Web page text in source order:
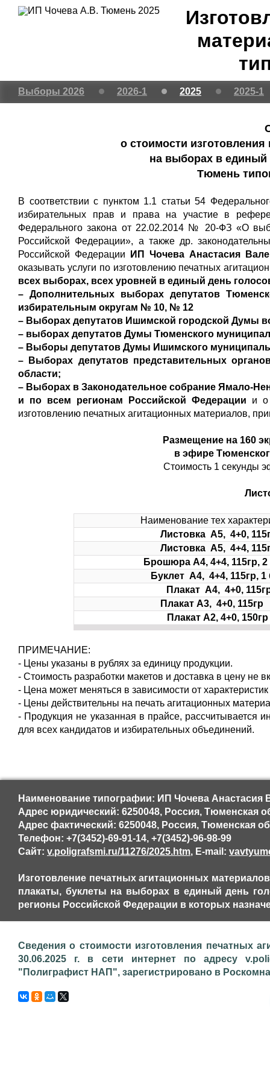
Выборы 2026 2026-1 2025 2025-1
о стоимости
на выборах в единый
Тюмень
В соответствии с пунктом 1.1 статьи 54
избирательных прав и права на участие в
Федерального закона от 22.02.2014 № 20-ФЗ «О
Российской Федерации», а также др.
Российской Федерации
ИП Чочева Анастасия
оказывать услуги по изготовлению печатных
всех выборах, всех уровней в единый день
– Дополнительных выборах депутатов
избирательным округам № 10, № 12
– Выборах депутатов Ишимской городской Думы
– выборах депутатов Думы Тюменского
– Выборы депутатов Думы Ишимского
– Выборах депутатов представительных
области;
– Выборах в Законодательное собрание Ямало-
и по всем регионам Российской Федерации и о
изготовлению печатных агитационных материалов,
Размещение на 160
в эфире
Стоимость 1 секунды
Наименование тех
Листовка А5, 4+0,
Листовка А5, 4+4,
Брошюра А4, 4+4, 115гр,
Буклет А4, 4+4, 115гр, 1
Плакат А4, 4+0,
Плакат А3, 4+0,
Плакат А2, 4+0, 150гр
ПРИМЕЧАНИЕ:
- Цены указаны в рублях за единицу продукции.
- Стоимость разработки макетов и доставка в цену не
- Цена может меняться в зависимости от
- Цены действительны на печать агитационных
- Продукция не указанная в прайсе, рассчитывается
для всех кандидатов и избирательных объединений.
Наименование типографии: ИП Чочева Анастасия
Адрес юридический: 6250048, Россия, Тюменская
Адрес фактический: 6250048, Россия, Тюменская
Телефон: +7(3452)-69-91-14, +7(3452)-96-98-99
Сайт: v.poligrafsmi.ru/11276/2025.htm, E-mail:
Изготовление печатных агитационных
плакаты, буклеты на выборах в единый день
регионы Российской Федерации в которых
Сведения о стоимости изготовления печатных
30.06.2025 г. в сети интернет по адресу
"Полиграфист НАП", зарегистрировано в